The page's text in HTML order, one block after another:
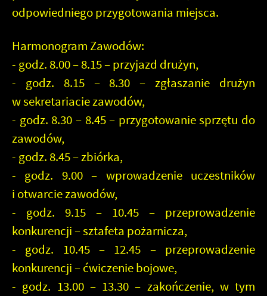
odpowiedniego przygotowania miejsca.
Harmonogram Zawodów:
- godz. 8.00 – 8.15 – przyjazd drużyn,
- godz. 8.15 – 8.30 – zgłaszanie drużyn
w sekretariacie zawodów,
- godz. 8.30 – 8.45 – przygotowanie sprzętu do
zawodów,
- godz. 8.45 – zbiórka,
- godz. 9.00 – wprowadzenie uczestników
i otwarcie zawodów,
- godz. 9.15 – 10.45 – przeprowadzenie
konkurencji – sztafeta pożarnicza,
- godz. 10.45 – 12.45 – przeprowadzenie
konkurencji – ćwiczenie bojowe,
- godz. 13.00 – 13.30 – zakończenie, w tym